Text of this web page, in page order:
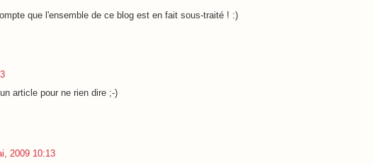
que l'ensemble de ce blog est en fait sous-traité ! :)
article pour ne rien dire ;-)
2009 10:13